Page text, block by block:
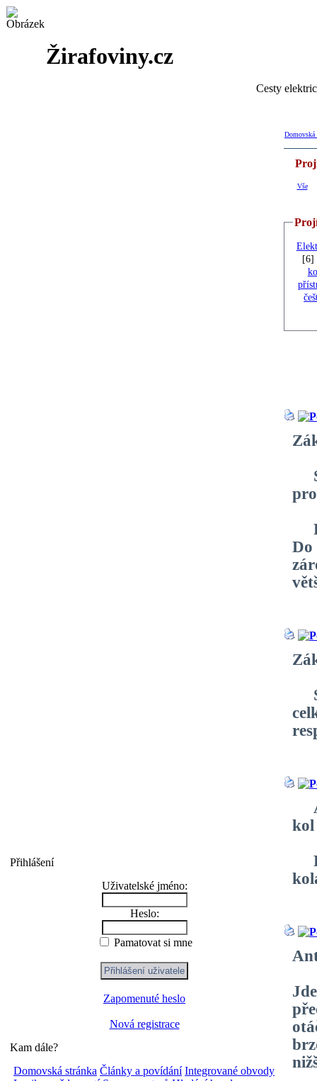
Žirafoviny.cz
Cesty
Přihlášení
Uživatelské jméno:
Heslo:
Pamatovat si mne
Zapomenuté heslo
Nová registrace
Kam dále?
Domovská stránka Články a povídání Integrované obvody
Domovská
Vše
Do
kol